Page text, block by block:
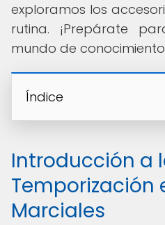
exploramos los
rutina. ¡Prepárate
mundo de
Índice
Introducción a
Temporización
Marciales